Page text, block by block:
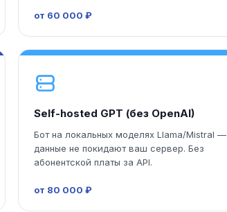
от 60 000 ₽
Self-hosted GPT (без OpenAI)
Бот на локальных моделях Llama/Mistral —
данные не покидают ваш сервер. Без
абонентской платы за API.
от 80 000 ₽